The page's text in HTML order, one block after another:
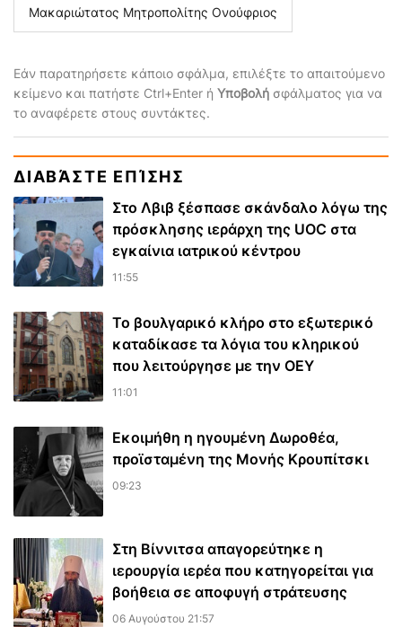
Μακαριώτατος Μητροπολίτης Ονούφριος
Εάν παρατηρήσετε κάποιο σφάλμα, επιλέξτε το απαιτούμενο
κείμενο και πατήστε Ctrl+Enter ή Υποβολή σφάλματος για να
το αναφέρετε στους συντάκτες.
ΔΙΑΒΆΣΤΕ ΕΠΊΣΗΣ
Στο Λβιβ ξέσπασε σκάνδαλο λόγω της
πρόσκλησης ιεράρχη της UOC στα
εγκαίνια ιατρικού κέντρου
11:55
Το βουλγαρικό κλήρο στο εξωτερικό
καταδίκασε τα λόγια του κληρικού
που λειτούργησε με την ΟΕΥ
11:01
Εκοιμήθη η ηγουμένη Δωροθέα,
προϊσταμένη της Μονής Κρουπίτσκι
09:23
Στη Βίννιτσα απαγορεύτηκε η
ιερουργία ιερέα που κατηγορείται για
βοήθεια σε αποφυγή στράτευσης
06 Αυγούστου 21:57